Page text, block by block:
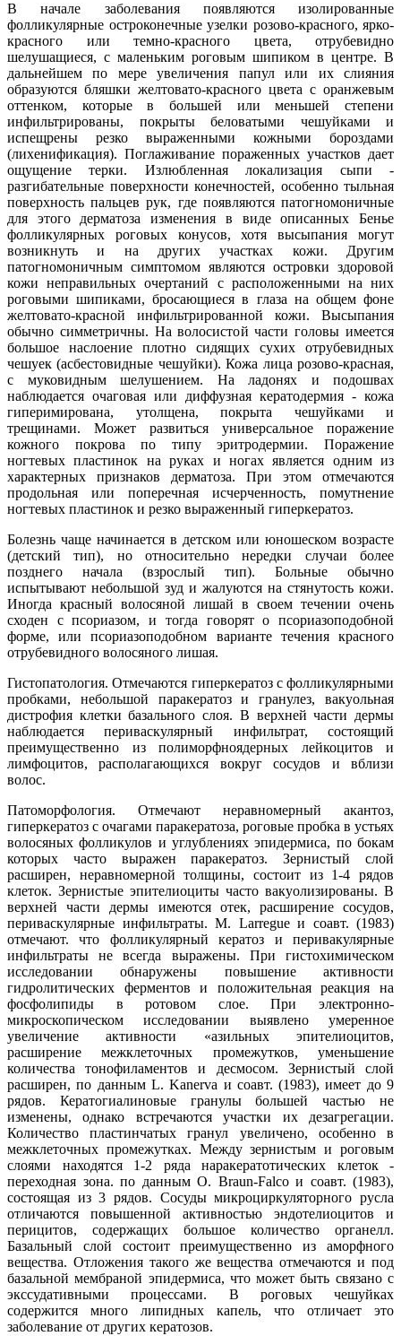
В начале заболевания появляются изолированные
фолликулярные остроконечные узелки розово-красного, ярко-
красного или темно-красного цвета, отрубевидно
шелушащиеся, с маленьким роговым шипиком в центре. В
дальнейшем по мере увеличения папул или их слияния
образуются бляшки желтовато-красного цвета с оранжевым
оттенком, которые в большей или меньшей степени
инфильтрированы, покрыты беловатыми чешуйками и
испещрены резко выраженными кожными бороздами
(лихенификация). Поглаживание пораженных участков дает
ощущение терки. Излюбленная локализация сыпи -
разгибательные поверхности конечностей, особенно тыльная
поверхность пальцев рук, где появляются патогномоничные
для этого дерматоза изменения в виде описанных Бенье
фолликулярных роговых конусов, хотя высыпания могут
возникнуть и на других участках кожи. Другим
патогномоничным симптомом являются островки здоровой
кожи неправильных очертаний с расположенными на них
роговыми шипиками, бросающиеся в глаза на общем фоне
желтовато-красной инфильтрированной кожи. Высыпания
обычно симметричны. На волосистой части головы имеется
большое наслоение плотно сидящих сухих отрубевидных
чешуек (асбестовидные чешуйки). Кожа лица розово-красная,
с муковидным шелушением. На ладонях и подошвах
наблюдается очаговая или диффузная кератодермия - кожа
гиперимирована, утолщена, покрыта чешуйками и
трещинами. Может развиться универсальное поражение
кожного покрова по типу эритродермии. Поражение
ногтевых пластинок на руках и ногах является одним из
характерных признаков дерматоза. При этом отмечаются
продольная или поперечная исчерченность, помутнение
ногтевых пластинок и резко выраженный гиперкератоз.
Болезнь чаще начинается в детском или юношеском возрасте
(детский тип), но относительно нередки случаи более
позднего начала (взрослый тип). Больные обычно
испытывают небольшой зуд и жалуются на стянутость кожи.
Иногда красный волосяной лишай в своем течении очень
сходен с псориазом, и тогда говорят о псориазоподобной
форме, или псориазоподобном варианте течения красного
отрубевидного волосяного лишая.
Гистопатология. Отмечаются гиперкератоз с фолликулярными
пробками, небольшой паракератоз и гранулез, вакуольная
дистрофия клетки базального слоя. В верхней части дермы
наблюдается периваскулярный инфильтрат, состоящий
преимущественно из полиморфноядерных лейкоцитов и
лимфоцитов, располагающихся вокруг сосудов и вблизи
волос.
Патоморфология. Отмечают неравномерный акантоз,
гиперкератоз с очагами паракератоза, роговые пробка в устьях
волосяных фолликулов и углублениях эпидермиса, по бокам
которых часто выражен паракератоз. Зернистый слой
расширен, неравномерной толщины, состоит из 1-4 рядов
клеток. Зернистые эпителиоциты часто вакуолизированы. В
верхней части дермы имеются отек, расширение сосудов,
периваскулярные инфильтраты. М. Larregue и соавт. (1983)
отмечают. что фолликулярный кератоз и перивакулярные
инфильтраты не всегда выражены. При гистохимическом
исследовании обнаружены повышение активности
гидролитических ферментов и положительная реакция на
фосфолипиды в ротовом слое. При электронно-
микроскопическом исследовании выявлено умеренное
увеличение активности «азильных эпителиоцитов,
расширение межклеточных промежутков, уменьшение
количества тонофиламентов и десмосом. Зернистый слой
расширен, по данным L. Kanerva и соавт. (1983), имеет до 9
рядов. Кератогиалиновые гранулы большей частью не
изменены, однако встречаются участки их дезагрегации.
Количество пластинчатых гранул увеличено, особенно в
межклеточных промежутках. Между зернистым и роговым
слоями находятся 1-2 ряда наракератотических клеток -
переходная зона. по данным О. Braun-Falco и соавт. (1983),
состоящая из 3 рядов. Сосуды микроциркуляторного русла
отличаются повышенной активностью эндотелиоцитов и
перицитов, содержащих большое количество органелл.
Базальный слой состоит преимущественно из аморфного
вещества. Отложения такого же вещества отмечаются и под
базальной мембраной эпидермиса, что может быть связано с
экссудативными процессами. В роговых чешуйках
содержится много липидных капель, что отличает это
заболевание от других кератозов.